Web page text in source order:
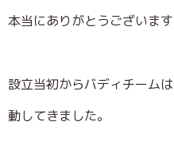
本当にありがとうございます
設立当初からバディチーム
動してきました。